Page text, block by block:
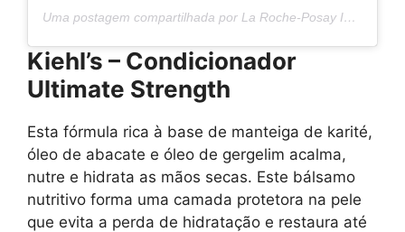
Uma postagem compartilhada por La Roche-Posay International (@larocheposay)
Kiehl’s – Condicionador
Ultimate Strength
Esta fórmula rica à base de manteiga de karité,
óleo de abacate e óleo de gergelim acalma,
nutre e hidrata as mãos secas. Este bálsamo
nutritivo forma uma camada protetora na pele
que evita a perda de hidratação e restaura até